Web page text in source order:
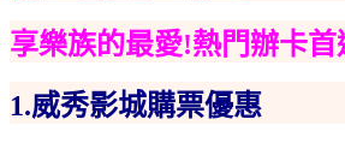
享樂族的最愛!熱門辦卡首
1.威秀影城購票優惠